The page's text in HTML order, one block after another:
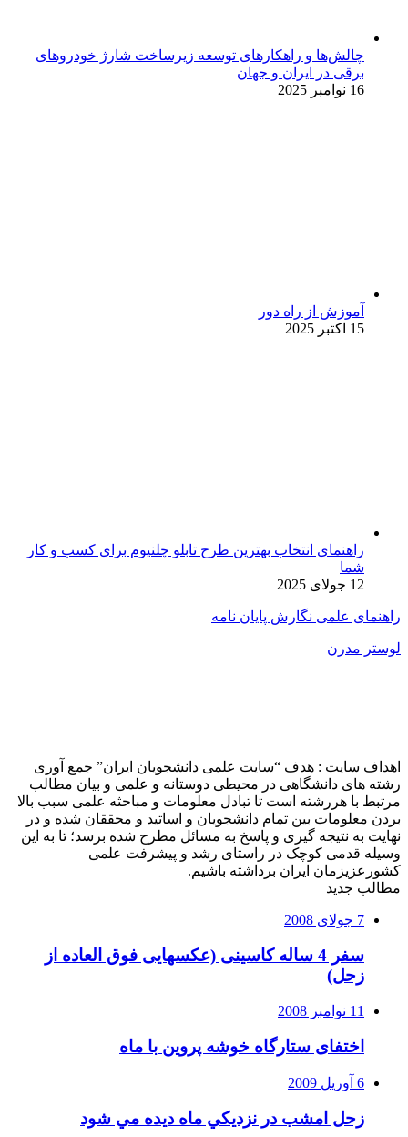
چالش‌ها و راهکارهای توسعه زیرساخت شارژ خودروهای
برقی در ایران و جهان
16 نوامبر 2025
آموزش از راه دور
15 اکتبر 2025
راهنمای انتخاب بهترین طرح تابلو چلنیوم برای کسب و کار
شما
12 جولای 2025
راهنمای علمی نگارش پایان نامه
لوستر مدرن
اهداف سایت : هدف “سایت علمی دانشجویان ایران” جمع آوری
رشته های دانشگاهی در محیطی دوستانه و علمی و بیان مطالب
مرتبط با هررشته است تا تبادل معلومات و مباحثه علمی سبب بالا
بردن معلومات بین تمام دانشجویان و اساتید و محققان شده و در
نهایت به نتیجه گیری و پاسخ به مسائل مطرح شده برسد؛ تا به این
وسیله قدمی کوچک در راستای رشد و پیشرفت علمی
کشورعزیزمان ایران برداشته باشیم.
مطالب جدید
7 جولای 2008
سفر 4 ساله کاسینی (عکسهایی فوق العاده از
زحل)
11 نوامبر 2008
اختفای ستارگاه خوشه پروین با ماه
6 آوریل 2009
زحل امشب در نزديكي ماه ديده مي شود